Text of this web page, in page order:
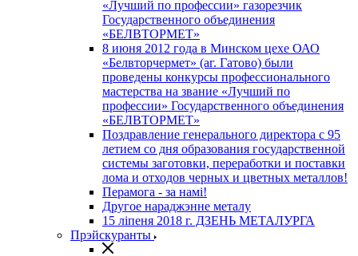
«Лучший по профессии» газорезчик
Государственного объединения
«БЕЛВТОРМЕТ»
8 июня 2012 года в Минском цехе ОАО
«Белвторчермет» (аг. Гатово) были
проведены конкурсы профессионального
мастерства на звание «Лучший по
профессии» Государственного объединения
«БЕЛВТОРМЕТ»
Поздравление генерального директора с 95
летием со дня образования государственной
системы заготовки, переработки и поставки
лома и отходов черных и цветных металлов!
Перамога - за намі!
Другое нараджэнне металу
15 ліпеня 2018 г. ДЗЕНЬ МЕТАЛУРГА
Прэйскуранты